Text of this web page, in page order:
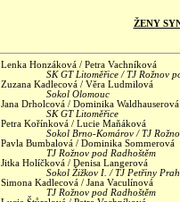
ŽENY
Lenka Honzáková / Petra Vachníková
SK GT Litoměřice / TJ Rožnov
Zuzana Kadlecová / Věra Ludmilová
Sokol Olomouc
Jana Drholcová / Dominika Waldhauserová
SK GT Litoměřice
Petra Kořínková / Lucie Maňáková
Sokol Brno-Komárov / TJ
Pavla Bumbalová / Dominika Sommerová
TJ Rožnov pod Radhoštěm
Jitka Holíčková / Denisa Langerová
Sokol Žižkov I. / TJ Petřiny
Simona Kadlecová / Jana Vaculínová
TJ Rožnov pod Radhoštěm